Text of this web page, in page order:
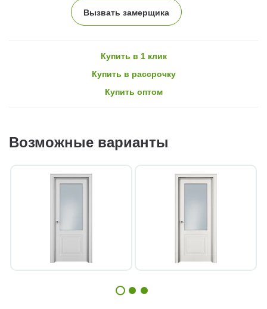
Вызвать замерщика
Купить в 1 клик
Купить в рассрочку
Купить оптом
Возможные варианты